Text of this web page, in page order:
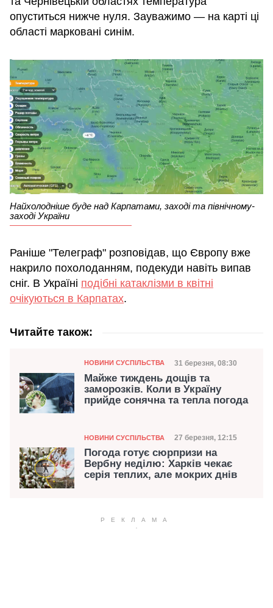
опуститься нижче нуля. Зауважимо — на карті ці
області марковані синім.
Найхолодніше буде над Карпатами, заході та північному-
заході України
Раніше "Телеграф" розповідав, що Європу вже
накрило похолоданням, подекуди навіть випав
сніг. В Україні подібні катаклізми в квітні
очікуються в Карпатах.
Читайте також:
Категорія
НОВИНИ СУСПІЛЬСТВА Дата публікації
31 березня, 08:30
Майже тиждень дощів та
заморозків. Коли в Україну
прийде сонячна та тепла погода
Категорія
НОВИНИ СУСПІЛЬСТВА Дата публікації
27 березня, 12:15
Погода готує сюрпризи на
Вербну неділю: Харків чекає
серія теплих, але мокрих днів